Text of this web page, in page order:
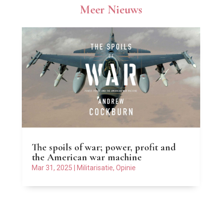
Meer Nieuws
The spoils of war; power, profit and
the American war machine
Mar 31, 2025 Militarisatie, Opinie